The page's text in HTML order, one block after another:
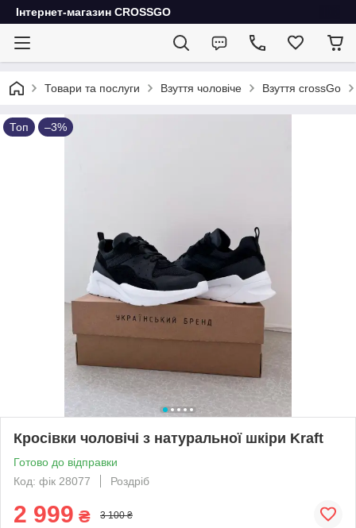
Інтернет-магазин CROSSGO
Товари та послуги Взуття чоловіче Взуття crossGo
Топ –3%
Кросівки чоловічі з натуральної шкіри Kraft
Готово до відправки
Код: фік 28077
Роздріб
2 999 ₴ 3 100 ₴